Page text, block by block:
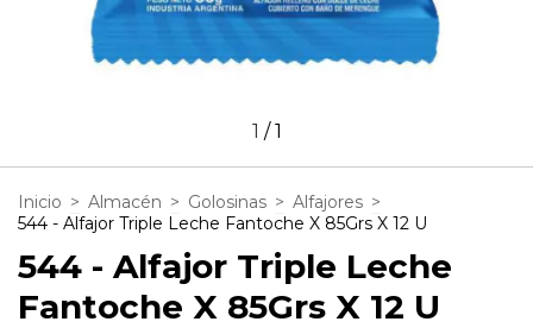
1 /1
Inicio > Almacén > Golosinas > Alfajores >
544 - Alfajor Triple Leche Fantoche X 85Grs X 12 U
544 - Alfajor Triple Leche
Fantoche X 85Grs X 12 U